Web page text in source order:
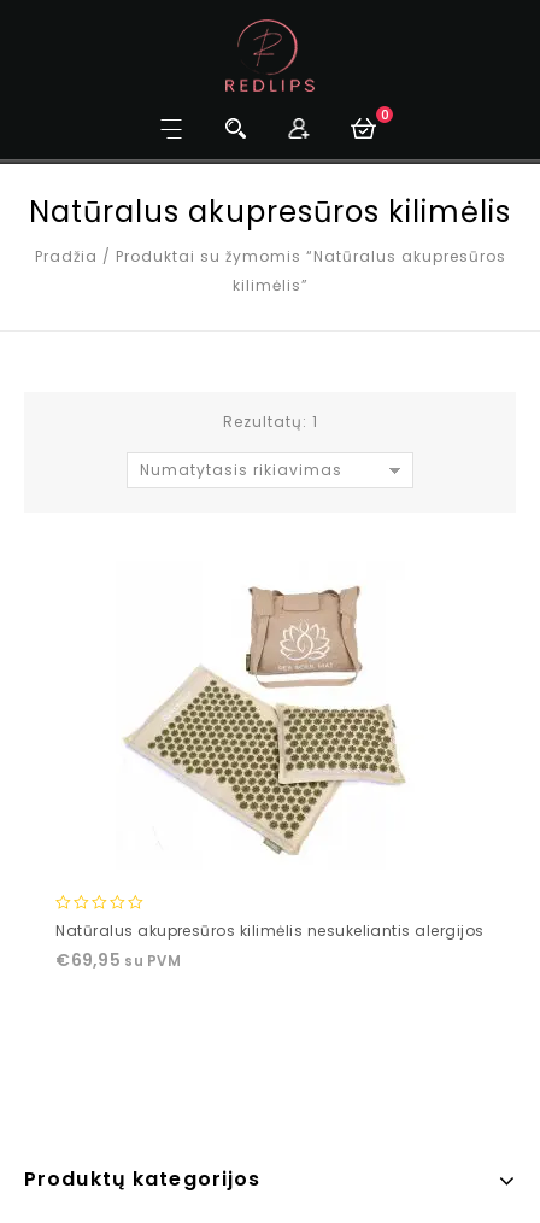
0
Natūralus akupresūros kilimėlis
Pradžia / Produktai su žymomis “Natūralus akupresūros
kilimėlis”
Rezultatų: 1
Numatytasis rikiavimas
0
of
Natūralus akupresūros kilimėlis nesukeliantis alergijos
€69,95 su PVM
Produktų kategorijos